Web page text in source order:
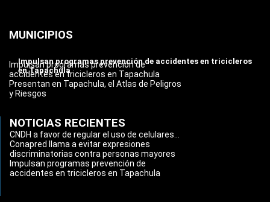
MUNICIPIOS
Impulsan programas prevención de accidentes en tricicleros
en Tapachula
Impulsan programas prevención de
accidentes en tricicleros en Tapachula
Presentan en Tapachula, el Atlas de Peligros
y Riesgos
NOTICIAS RECIENTES
CNDH a favor de regular el uso de celulares...
Conapred llama a evitar expresiones
discriminatorias contra personas mayores
Impulsan programas prevención de
accidentes en tricicleros en Tapachula